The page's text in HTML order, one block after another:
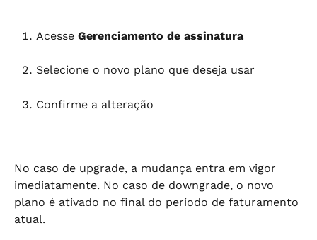
Acesse Gerenciamento de assinatura
Selecione o novo plano que deseja usar
Confirme a alteração
No caso de upgrade, a mudança entra em vigor
imediatamente. No caso de downgrade, o novo
plano é ativado no final do período de faturamento
atual.